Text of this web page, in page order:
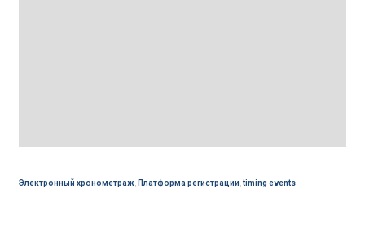
Электронный хронометраж, Платформа регистрации,timing events